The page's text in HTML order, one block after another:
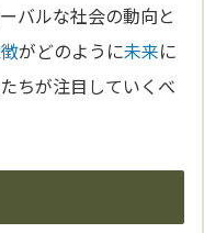
バルな社会の動向と
がどのように未来に
ちが注目していくべ